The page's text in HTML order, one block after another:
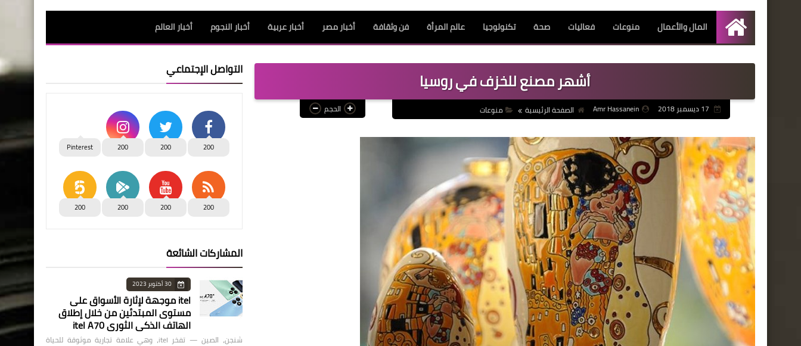
الرئيسية
المال والأعمال منوعات فعاليات صحة تكنولوجيا عالم المرأة فن وثقافة أخبار مصر أخبار عربية أخبار النجوم أخبار العالم
أشهر مصنع للخزف في روسيا
Amr Hassanein الصفحة الرئيسية منوعات الحجم
التواصل الإجتماعي
200
200
200
Pinterest
200
200
200
200
المشاركات الشائعة
30 أكتوبر 2023
itel موجهة لإثارة الأسواق على
مستوى المبتدئين من خلال إطلاق
الهاتف الذكي الثوري itel A70
شنجن، الصين — تفخر itel، وهي علامة تجارية موثوقة للحياة